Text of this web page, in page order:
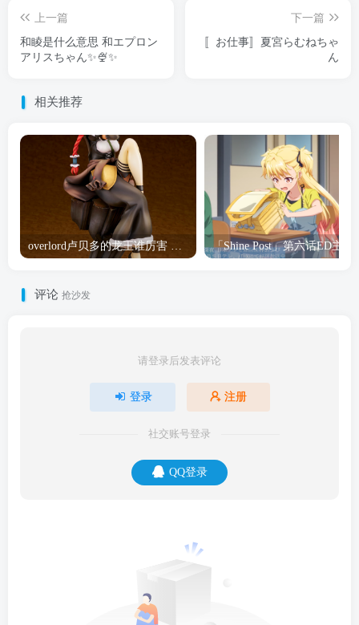
上一篇
和睖是什么意思 和エプロン
アリスちゃん✨🍨✨
下一篇
〚お仕事〛夏宮らむねちゃ
ん
相关推荐
overlord卢贝多的龙王谁厉害 「Overlord」露普斯蕾琪娜·贝塔手办开订
评论 抢沙发
请登录后发表评论
登录 注册
社交账号登录
QQ登录